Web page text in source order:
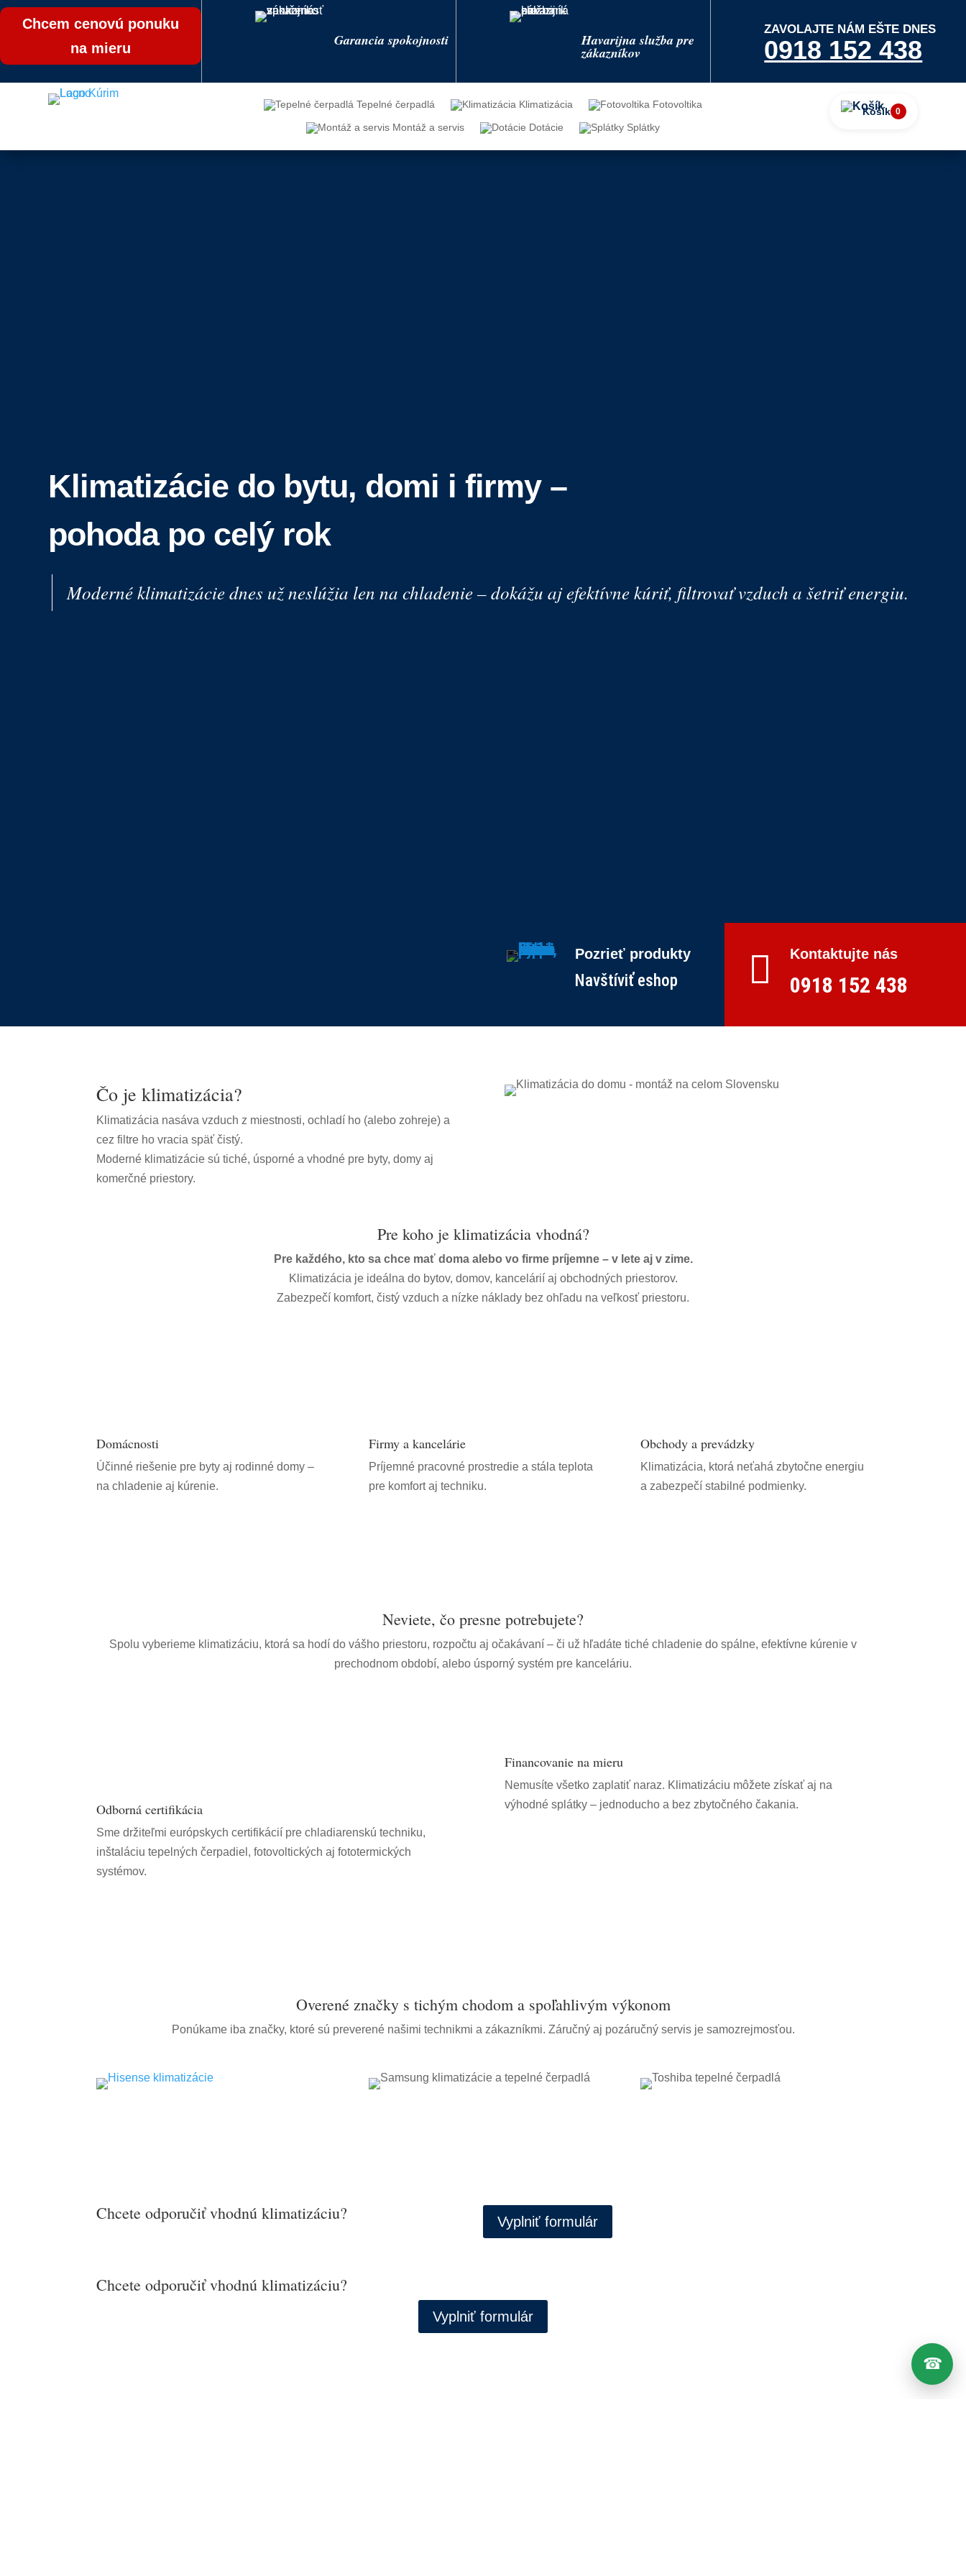
☎
Chcem cenovú ponuku
na mieru
Garancia spokojnosti Havarijna služba pre
zákazníkov
ZAVOLAJTE NÁM EŠTE DNES
0918 152 438
Tepelné čerpadlá Klimatizácia
Fotovoltika
Montáž a servis
Dotácie Splátky
Košík 0
Klimatizácie do bytu, domi i firmy –
pohoda po celý rok
Moderné klimatizácie dnes už neslúžia len na chladenie – dokážu aj efektívne kúriť, filtrovať vzduch a šetriť energiu.
Pozrieť produkty
Navštíviť eshop  Kontaktujte nás
0918 152 438
Čo je klimatizácia?
Klimatizácia nasáva vzduch z miestnosti, ochladí ho (alebo zohreje) a
cez filtre ho vracia späť čistý.
Moderné klimatizácie sú tiché, úsporné a vhodné pre byty, domy aj
komerčné priestory.
Pre koho je klimatizácia vhodná?
Pre každého, kto sa chce mať doma alebo vo firme príjemne – v lete aj v zime.
Klimatizácia je ideálna do bytov, domov, kancelárií aj obchodných priestorov.
Zabezpečí komfort, čistý vzduch a nízke náklady bez ohľadu na veľkosť priestoru.
Domácnosti
Účinné riešenie pre byty aj rodinné domy –
na chladenie aj kúrenie.
Firmy a kancelárie
Príjemné pracovné prostredie a stála teplota
pre komfort aj techniku.
Obchody a prevádzky
Klimatizácia, ktorá neťahá zbytočne energiu
a zabezpečí stabilné podmienky.
Neviete, čo presne potrebujete?
Spolu vyberieme klimatizáciu, ktorá sa hodí do vášho priestoru, rozpočtu aj očakávaní – či už hľadáte tiché chladenie do spálne, efektívne kúrenie v
prechodnom období, alebo úsporný systém pre kanceláriu.
Odborná certifikácia
Sme držiteľmi európskych certifikácií pre chladiarenskú techniku,
inštaláciu tepelných čerpadiel, fotovoltických aj fototermických
systémov.
Financovanie na mieru
Nemusíte všetko zaplatiť naraz. Klimatizáciu môžete získať aj na
výhodné splátky – jednoducho a bez zbytočného čakania.
Overené značky s tichým chodom a spoľahlivým výkonom
Ponúkame iba značky, ktoré sú preverené našimi technikmi a zákazníkmi. Záručný aj pozáručný servis je samozrejmosťou.
Chcete odporučiť vhodnú klimatizáciu? Vyplniť formulár
Chcete odporučiť vhodnú klimatizáciu?
Vyplniť formulár